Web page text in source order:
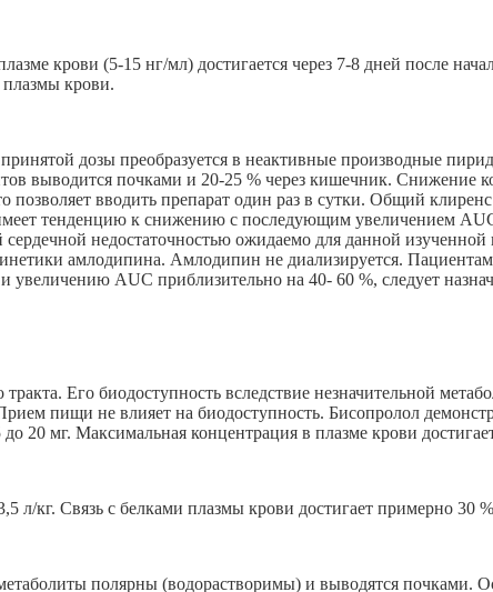
крови (5-15 нг/мл) достигается через 7-8 дней после
крови.
дозы преобразуется в неактивные производные
выводится почками и 20-25 % через кишечник. Снижение
вводить препарат один раз в сутки. Общий
тенденцию к снижению с последующим увеличением
недостаточностью ожидаемо для данной
амлодипина. Амлодипин не диализируется.
AUC приблизительно на 40- 60 %, следует
Его биодоступность вследствие незначительной
пищи не влияет на биодоступность. Бисопролол
20 мг. Максимальная концентрация в плазме крови
л/кг. Связь с белками плазмы крови достигает примерно 30
полярны (водорастворимы) и выводятся почками.